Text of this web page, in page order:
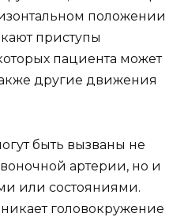
положении
приступы
пациента может
другие движения
быть вызваны не
артерии, но и
или состояниями.
головокружение